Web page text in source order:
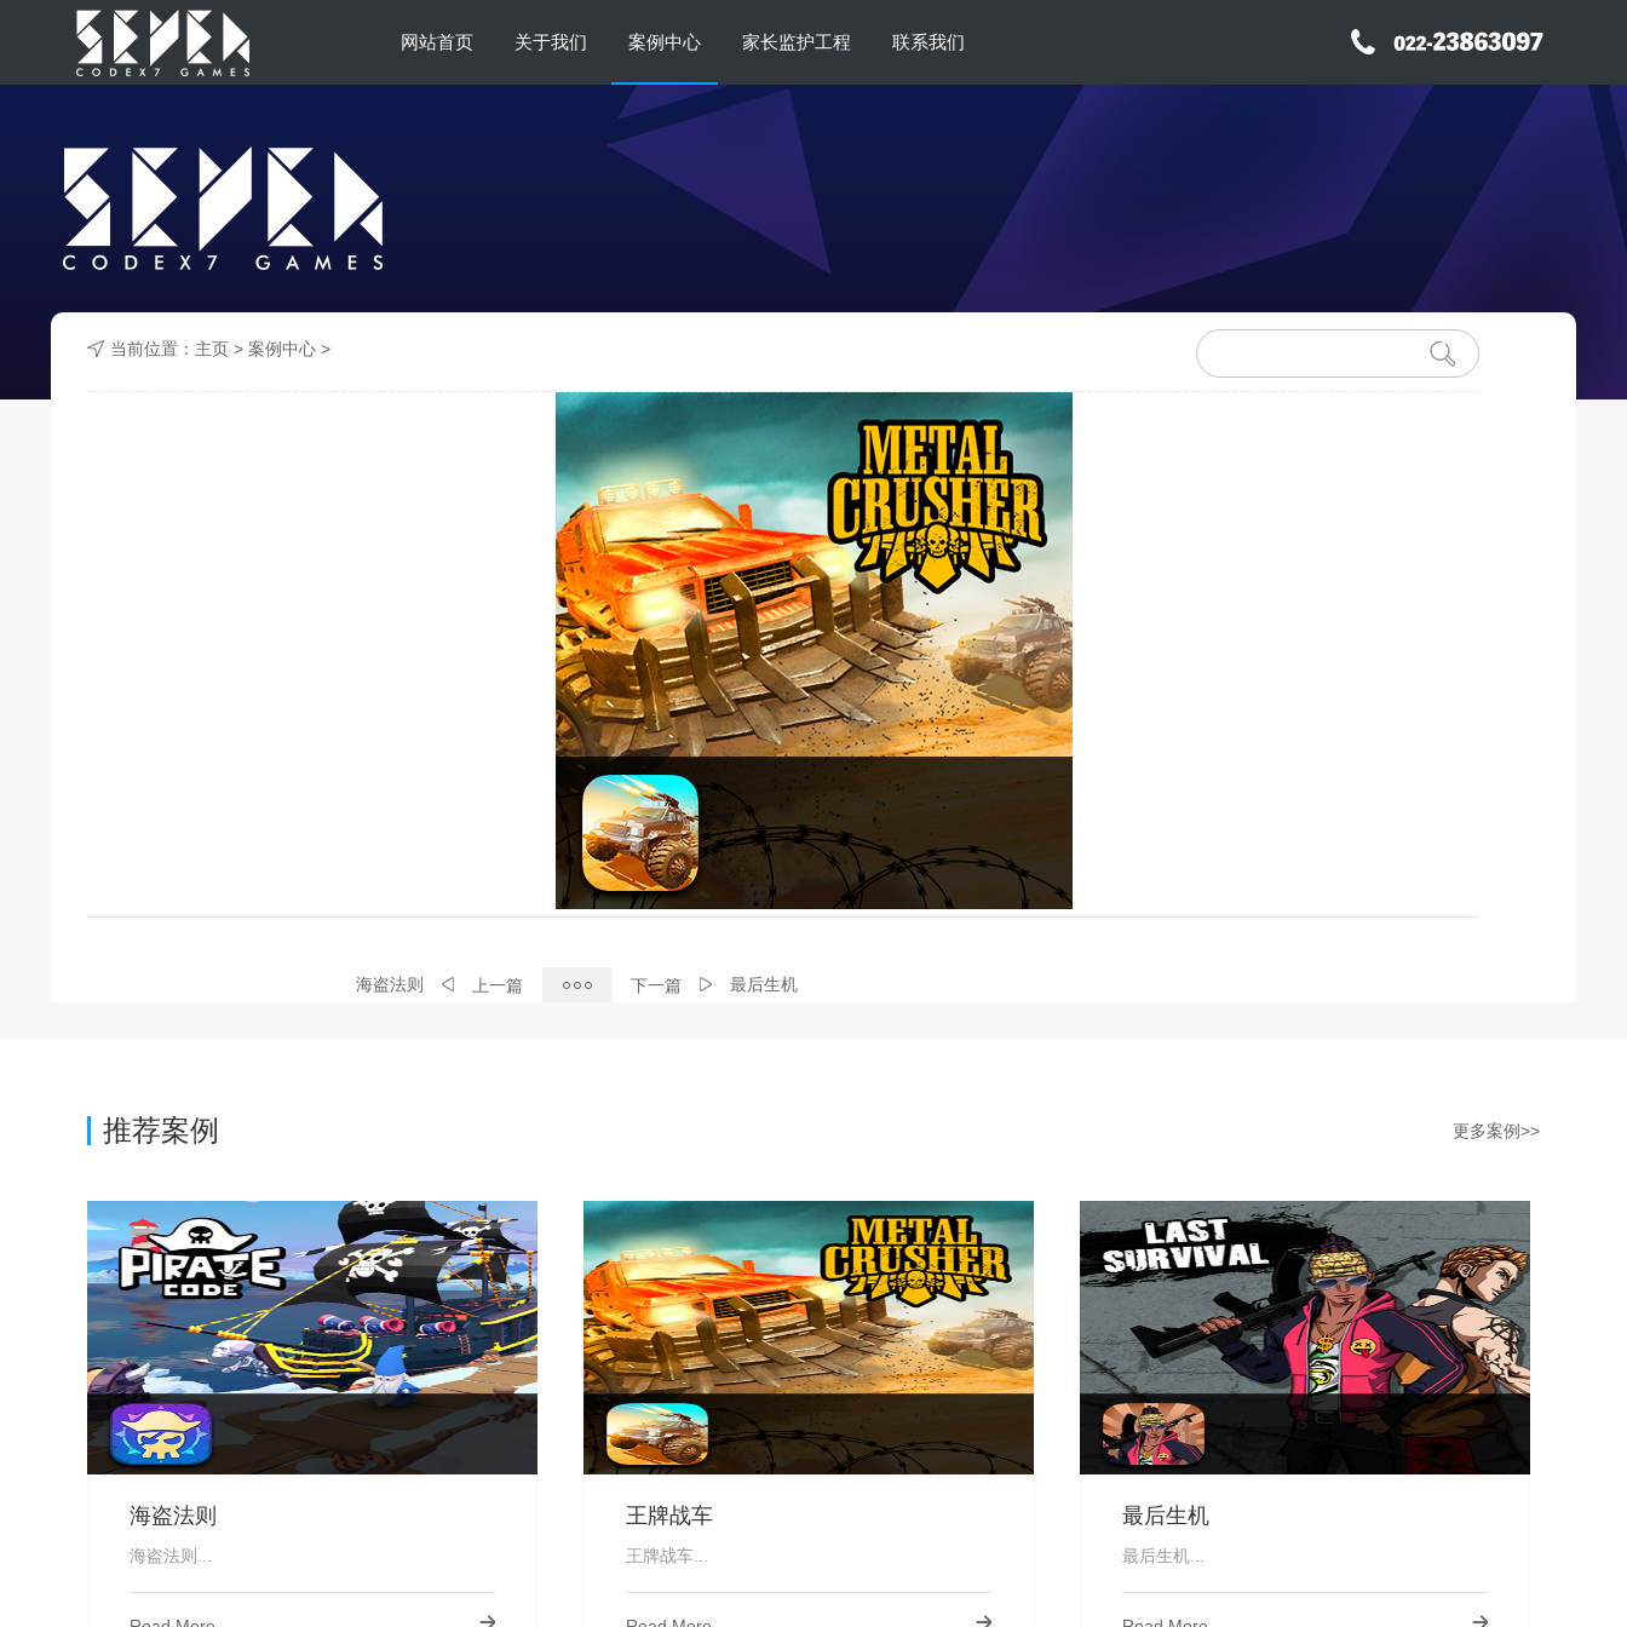
网站首页 关于我们 案例中心 家长监护工程 联系我们
当前位置： 主页 > 案例中心 >
海盗法则 上一篇 下一篇 最后生机
推荐案例 更多案例>>
海盗法则
海盗法则...
王牌战车
王牌战车...
最后生机
最后生机...